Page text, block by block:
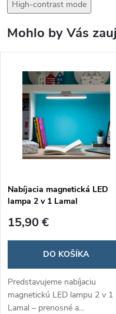
High-contrast mode
Mohlo by Vás
Nabíjacia magnetická LED
lampa 2 v 1 Lamal
15,90 €
DO KOŠÍKA
Predstavujeme nabíjaciu
magnetickú LED lampu 2 v 1
Lamal – prenosné a